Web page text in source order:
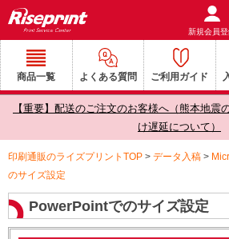
新規会員
商品一覧 よくある質問 ご利用ガイド
【重要】配送のご注文のお客様へ（熊本地震
け遅延について）
印刷通販のライズプリントTOP > データ入稿 >
のサイズ設定
PowerPointでのサイズ設定